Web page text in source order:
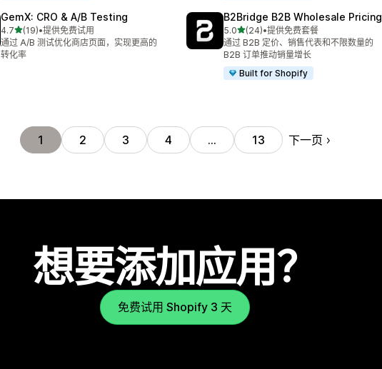
GemX: CRO & A/B Testing
4.7星（满分 5 星）
(19)
总共 19 条评论
•提供免费试用
通过 A/B 测试优化商店页面，实现更高的
转化率
B2Bridge B2B Wholesale Pricing
5.0星（满分 5 星）
(24)
总共 24 条评论
•提供免费套餐
通过 B2B 定价、销售代表和不限数量的
B2B 订单推动销量增长
Built for Shopify
1 2 3 4 … 13 下一页
想要添加应用？
免费试用 Shopify 3 天